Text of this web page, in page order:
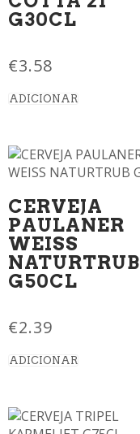
G30CL
€3.58
ADICIONAR
CERVEJA
PAULANER
WEISS
NATURTRUB
G50CL
€2.39
ADICIONAR